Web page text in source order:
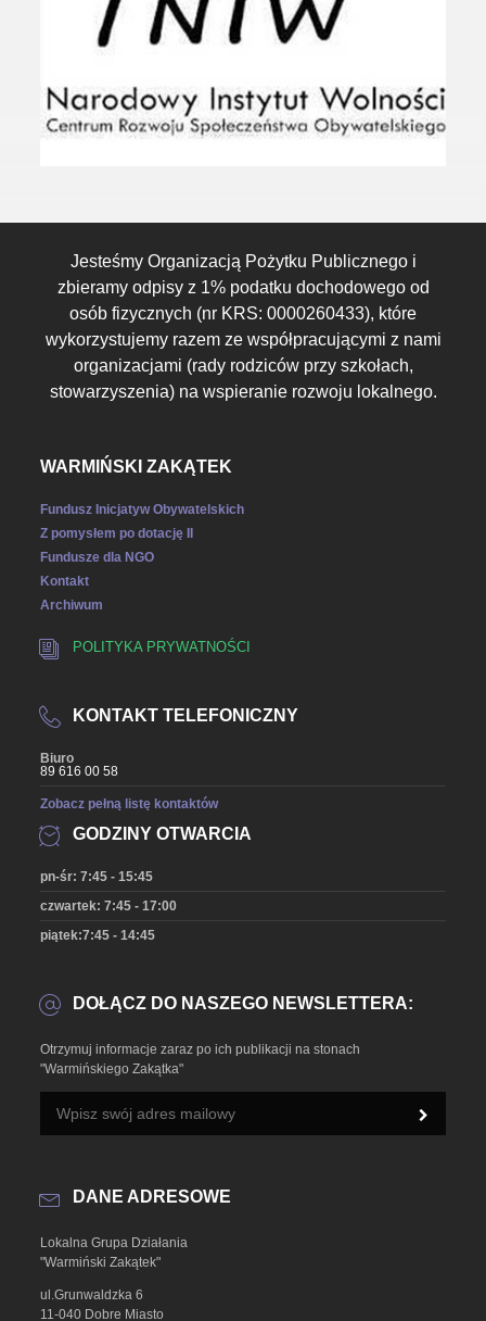
Jesteśmy Organizacją Pożytku Publicznego i
zbieramy odpisy z 1% podatku dochodowego od
osób fizycznych (nr KRS: 0000260433), które
wykorzystujemy razem ze współpracującymi z nami
organizacjami (rady rodziców przy szkołach,
stowarzyszenia) na wspieranie rozwoju lokalnego.
WARMIŃSKI ZAKĄTEK
Fundusz Inicjatyw Obywatelskich
Z pomysłem po dotację II
Fundusze dla NGO
Kontakt
Archiwum
POLITYKA PRYWATNOŚCI
KONTAKT TELEFONICZNY
Biuro
89 616 00 58
Zobacz pełną listę kontaktów
GODZINY OTWARCIA
pn-śr: 7:45 - 15:45
czwartek: 7:45 - 17:00
piątek:7:45 - 14:45
DOŁĄCZ DO NASZEGO NEWSLETTERA:
Otrzymuj informacje zaraz po ich publikacji na stonach
"Warmińskiego Zakątka"
DANE ADRESOWE
Lokalna Grupa Działania
"Warmiński Zakątek"
ul.Grunwaldzka 6
11-040 Dobre Miasto